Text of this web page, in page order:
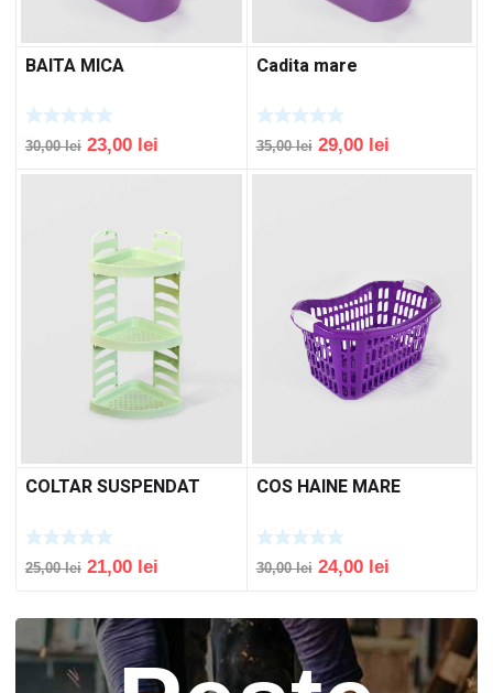
BAITA MICA
30,00lei Original
23,00 lei
price
Cadita mare
35,00lei Original
29,00 leiCurrent
price
COLTAR SUSPENDAT
25,00lei Original
was:
25,00 lei.
21,00 lei
is:
21,00 lei.
COS HAINE MARE
30,00lei Original
was:
30,00 lei.
24,00 leiCurrent
is:
24,00 lei.